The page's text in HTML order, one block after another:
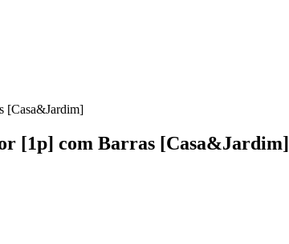
[Casa&Jardim]
[1p] com Barras [Casa&Jardim]